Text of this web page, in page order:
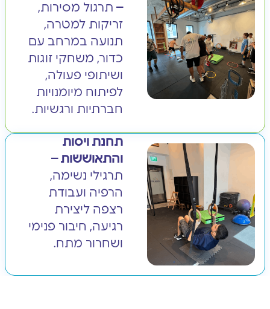
–תרגול מסירות,
זריקות למטרה,
תנועה במרחב עם
כדור, משחקי זוגות
ושיתופי פעולה,
לפיתוח מיומנויות
חברתיות ורגשיות.
תחנת ויסות
והתאוששות –
תרגילי נשימה,
הרפיה ועבודת
רצפה ליצירת
רגיעה, חיבור פנימי
ושחרור מתח.